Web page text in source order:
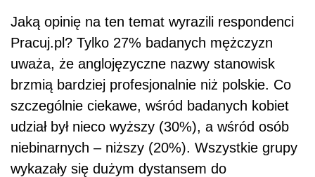
Jaką opinię na ten temat wyrazili respondenci
Pracuj.pl? Tylko 27% badanych mężczyzn
uważa, że anglojęzyczne nazwy stanowisk
brzmią bardziej profesjonalnie niż polskie. Co
szczególnie ciekawe, wśród badanych kobiet
udział był nieco wyższy (30%), a wśród osób
niebinarnych – niższy (20%). Wszystkie grupy
wykazały się dużym dystansem do